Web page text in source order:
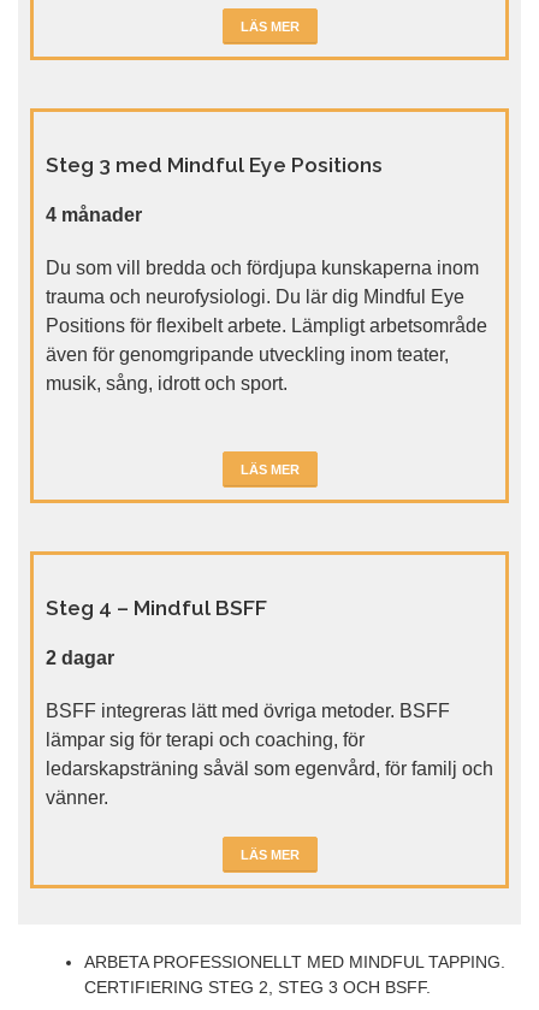
LÄS MER
Steg 3 med Mindful Eye Positions
4 månader
Du som vill bredda och fördjupa kunskaperna inom
trauma och neurofysiologi. Du lär dig Mindful Eye
Positions för flexibelt arbete. Lämpligt arbetsområde
även för genomgripande utveckling inom teater,
musik, sång, idrott och sport.
LÄS MER
Steg 4 – Mindful BSFF
2 dagar
BSFF integreras lätt med övriga metoder. BSFF
lämpar sig för terapi och coaching, för
ledarskapsträning såväl som egenvård, för familj och
vänner.
LÄS MER
ARBETA PROFESSIONELLT MED MINDFUL TAPPING.
CERTIFIERING STEG 2, STEG 3 OCH BSFF.